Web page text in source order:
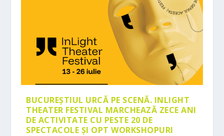
BUCUREȘTIUL URCĂ PE SCENĂ. INLIGHT
THEATER FESTIVAL MARCHEAZĂ ZECE ANI
DE ACTIVITATE CU PESTE 20 DE
SPECTACOLE ȘI OPT WORKSHOPURI